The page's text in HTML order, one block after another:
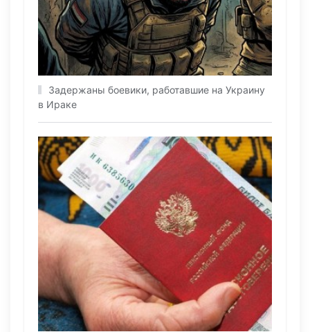
Задержаны боевики, работавшие на Украину
в Ираке